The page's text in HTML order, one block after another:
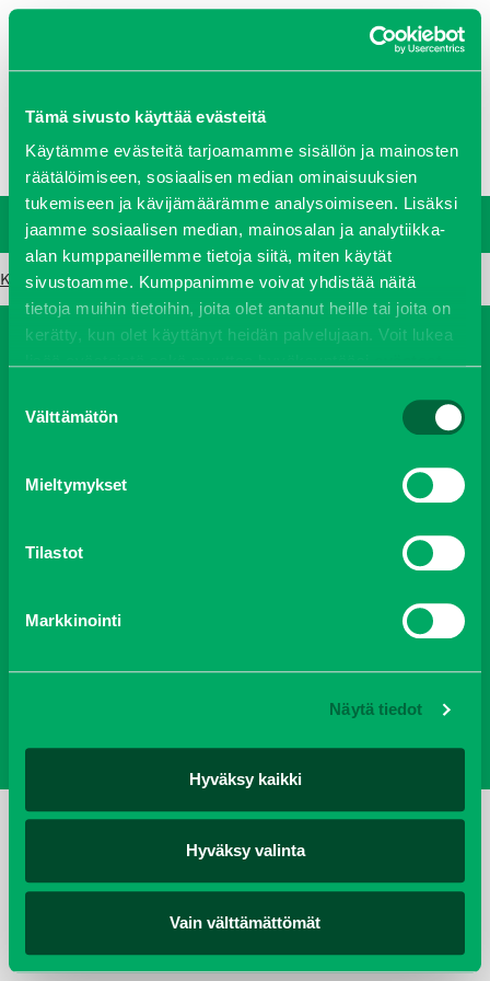
Tämä sivusto käyttää evästeitä
Käytämme evästeitä tarjoamamme sisällön ja mainosten
räätälöimiseen, sosiaalisen median ominaisuuksien
tukemiseen ja kävijämäärämme analysoimiseen. Lisäksi
jaamme sosiaalisen median, mainosalan ja analytiikka-
alan kumppaneillemme tietoja siitä, miten käytät
sivustoamme. Kumppanimme voivat yhdistää näitä
tietoja muihin tietoihin, joita olet antanut heille tai joita on
kerätty, kun olet käyttänyt heidän palvelujaan. Voit lukea
valinta
Välttämätön
Mieltymykset
Tilastot
Markkinointi
Näytä tiedot
Hyväksy kaikki
Hyväksy valinta
Vain välttämättömät
Yritys Ajankohtaista Avoimet työpaikat
Yhteystiedot
Ota yhteyttä
Vastuullisuus
Koneiden väliaikainen vuokrasopimus RUOHONLEIKKAUS1 (002)
Koneet Vaihtokoneet
Kalusteet
Huolto ja varaosat
Oy J-Trading Ab | Kuriiritie 15, 01510 Vantaa | puh 0207 458 600
Yritys Ajankohtaista Avoimet työpaikat
Yhteystiedot
Tietosuojaseloste